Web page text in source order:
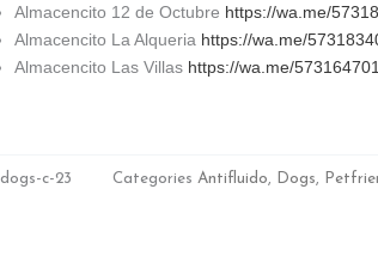
Almacencito 12 de Octubre https://wa.me/
Almacencito La Alqueria https://wa.me/
Almacencito Las Villas https://wa.me/
dogs-c-23 Categories Antifluido, Dogs,